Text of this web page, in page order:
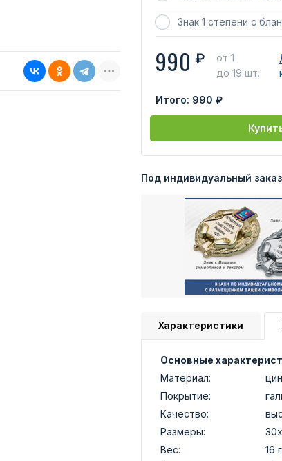
Знак 1 степени с
990 ₽
от 1
до 19 шт.
Итого: 990 ₽
Под индивидуальный заказ
Характеристики
Основные
Материал:
Покрытие:
Качество:
Размеры:
Вес:
16